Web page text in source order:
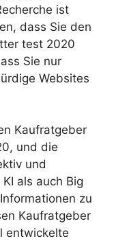
ist
dass Sie den
test 2020
Sie nur
Websites
Kaufratgeber
und die
und
als auch Big
zu
Kaufratgeber
entwickelte